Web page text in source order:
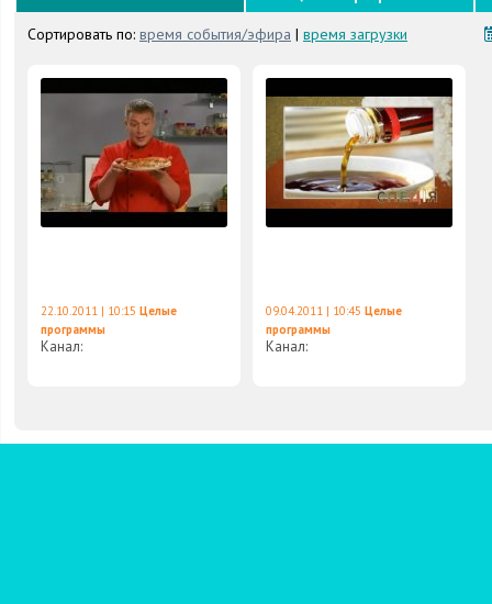
Сортировать по: время события/эфира | время загрузки
22.10.2011 | 10:15 Целые
программы
Канал:
09.04.2011 | 10:45 Целые
программы
Канал: